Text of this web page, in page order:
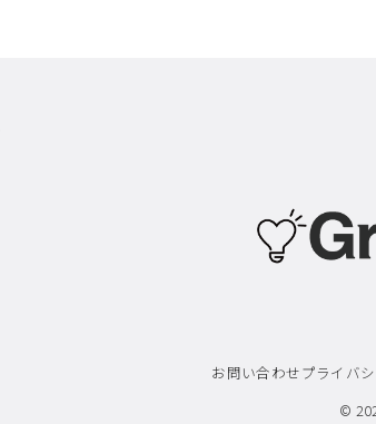
お問い合わせプライバ
©